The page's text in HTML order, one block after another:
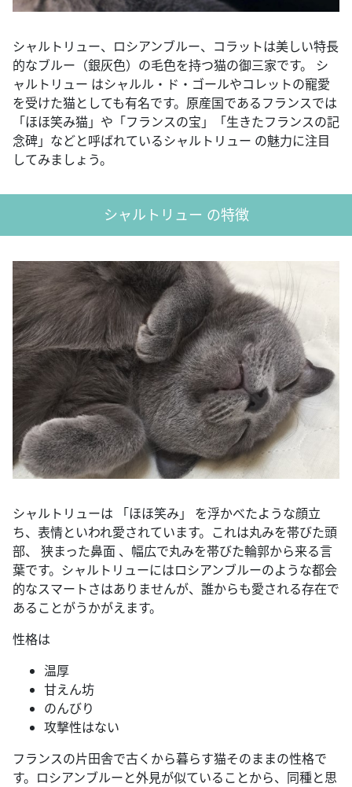
シャルトリュー、ロシアンブルー、コラットは美しい特長
的なブルー（銀灰色）の毛色を持つ猫の御三家です。 シ
ャルトリュー はシャルル・ド・ゴールやコレットの寵愛
を受けた猫としても有名です。原産国であるフランスでは
「ほほ笑み猫」や「フランスの宝」「生きたフランスの記
念碑」などと呼ばれているシャルトリュー の魅力に注目
してみましょう。
シャルトリュー の特徴
シャルトリューは 「ほほ笑み」 を浮かべたような顔立
ち、表情といわれ愛されています。これは丸みを帯びた頭
部、 狭まった鼻面 、幅広で丸みを帯びた輪郭から来る言
葉です。シャルトリューにはロシアンブルーのような都会
的なスマートさはありませんが、誰からも愛される存在で
あることがうかがえます。
性格は
温厚
甘えん坊
のんびり
攻撃性はない
フランスの片田舎で古くから暮らす猫そのままの性格で
す。ロシアンブルーと外見が似ていることから、同種と思